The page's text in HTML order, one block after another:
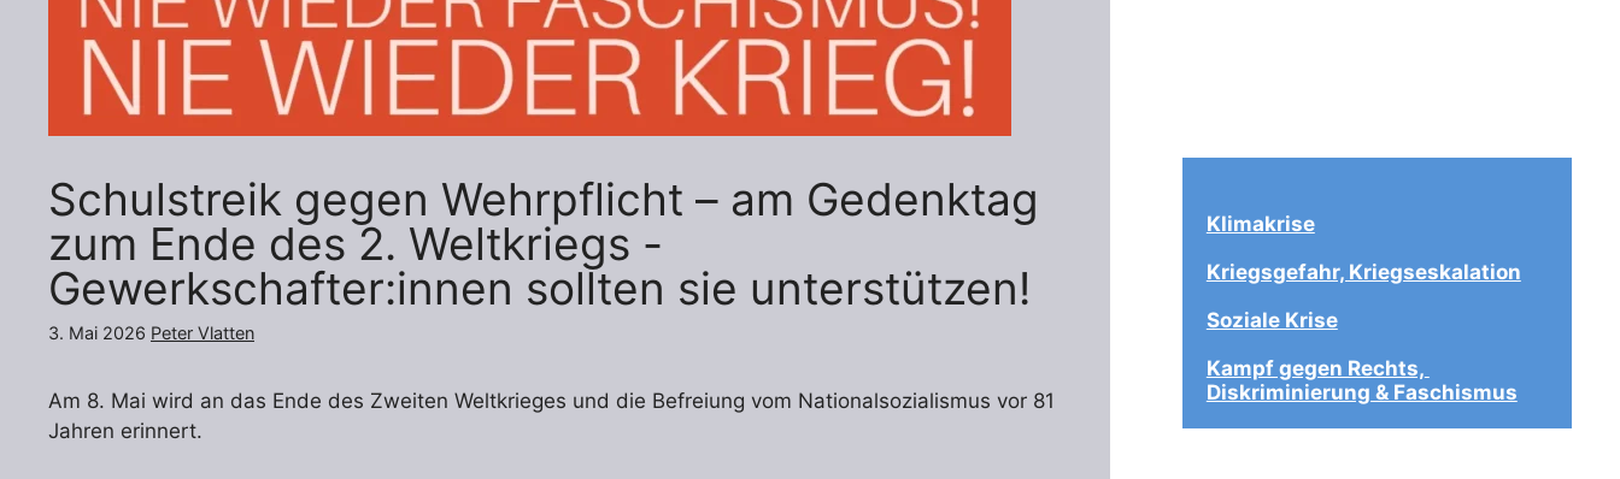
Schulstreik gegen Wehrpflicht – am Gedenktag
zum Ende des 2. Weltkriegs -
Gewerkschafter:innen sollten sie unterstützen!
3. Mai 2026 Peter Vlatten
Am 8. Mai wird an das Ende des Zweiten Weltkrieges und die Befreiung vom Nationalsozialismus vor 81
Jahren erinnert.
Klimakrise
Kriegsgefahr, Kriegseskalation
Soziale Krise
Kampf gegen Rechts,
Diskriminierung & Faschismus